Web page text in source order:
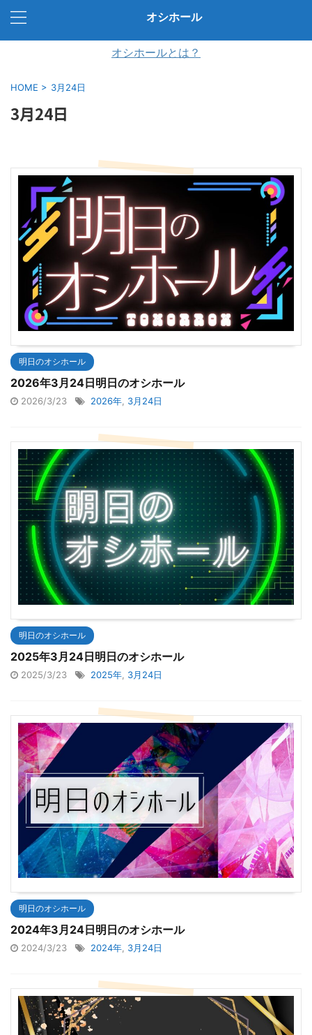
オシホール
オシホールとは？
HOME > 3月24日
3月24日
明日のオシホール
2026年3月24日明日のオシホール
2026/3/23 2026年 3月24日
明日のオシホール
2025年3月24日明日のオシホール
2025/3/23 2025年 3月24日
明日のオシホール
2024年3月24日明日のオシホール
2024/3/23 2024年, 3月24日